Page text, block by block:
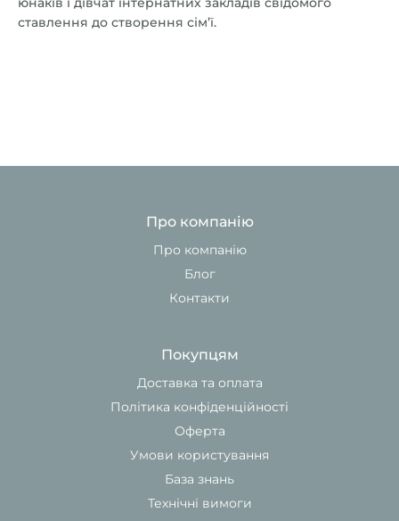
ставлення до створення сім’ї.
Про компанію
Про компанію
Блог
Контакти
Покупцям
Доставка та оплата
Політика конфіденційності
Оферта
Умови користування
База знань
Технічні вимоги